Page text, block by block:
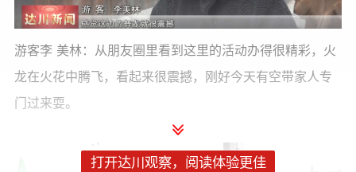
游客李 美林：从朋友圈里看到这里的活动办得很精彩，火
龙在火花中腾飞，看起来很震撼，刚好今天有空带家人专
门过来耍。
打开达川观察，阅读体验更佳